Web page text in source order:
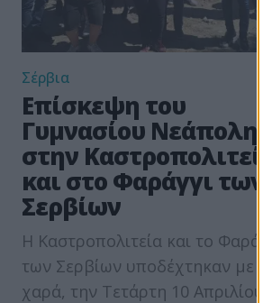
Σέρβια
Επίσκεψη του
Γυμνασίου Νεάπολης
στην Καστροπολιτεία
και στο Φαράγγι των
Σερβίων
Η Καστροπολιτεία και το Φαράγγι
των Σερβίων υποδέχτηκαν με
χαρά, την Τετάρτη 10 Απριλίου